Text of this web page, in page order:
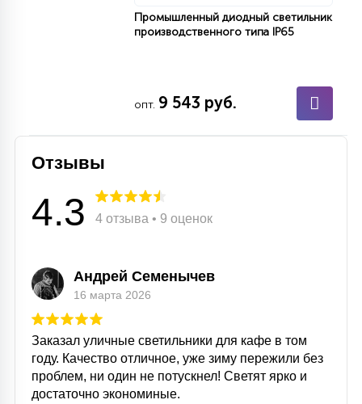
Промышленный диодный светильник
производственного типа IP65
опт. 9 543 руб.
Отзывы
4.3 4 отзыва • 9 оценок
Андрей Семенычев
16 марта 2026
Заказал уличные светильники для кафе в том
году. Качество отличное, уже зиму пережили без
проблем, ни один не потускнел! Светят ярко и
достаточно экономиные.